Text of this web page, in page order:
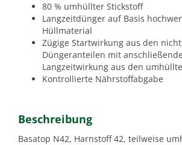
80 % umhüllter Stickstoff
Langzeitdünger auf Basis
Hüllmaterial
Zügige Startwirkung aus den
Düngeranteilen mit
Langzeitwirkung aus den
Kontrollierte Nährstoffabgabe
Beschreibung
Basatop N42, Harnstoff 42, teilweise